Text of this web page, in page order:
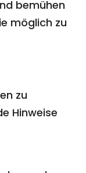
bemühen
möglich zu
zu
Hinweise